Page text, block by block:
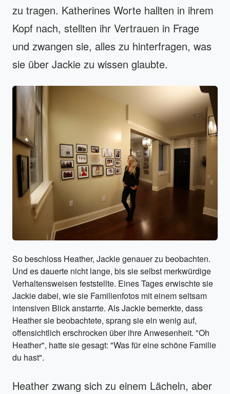
zu tragen. Katherines Worte hallten in ihrem
Kopf nach, stellten ihr Vertrauen in Frage
und zwangen sie, alles zu hinterfragen, was
sie über Jackie zu wissen glaubte.
So beschloss Heather, Jackie genauer zu beobachten.
Und es dauerte nicht lange, bis sie selbst merkwürdige
Verhaltensweisen feststellte. Eines Tages erwischte sie
Jackie dabei, wie sie Familienfotos mit einem seltsam
intensiven Blick anstarrte. Als Jackie bemerkte, dass
Heather sie beobachtete, sprang sie ein wenig auf,
offensichtlich erschrocken über ihre Anwesenheit. "Oh
Heather", hatte sie gesagt: "Was für eine schöne Familie
du hast".
Heather zwang sich zu einem Lächeln, aber